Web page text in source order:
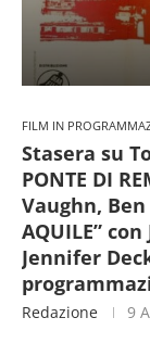
FILM IN
Stasera su
PONTE DI
Vaughn, Ben
AQUILE”
Jennifer
Redazione 9